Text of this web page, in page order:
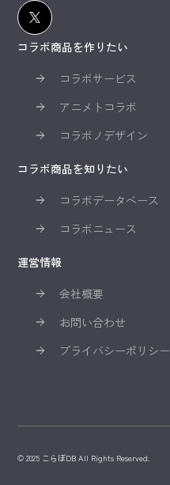
コラボ商品を作りたい
コラボサービス
アニメトコラボ
コラボノデザイン
コラボ商品を知りたい
コラボデータベース
コラボニュース
運営情報
会社概要
お問い合わせ
プライバシーポリシー
© 2025 こらぼDB All Rights Reserved.